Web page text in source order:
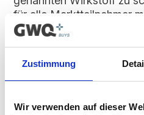
Zustimmung
Wir verwenden auf dieser
für alle Marktteilnehmer
Vertrag im Vergabeportal
Bitte melden Sie sich
herunterzuladen. Sie